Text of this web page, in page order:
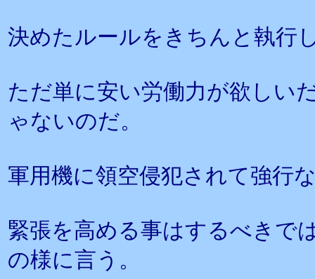
決めたルールをきちんと執行
ただ単に安い労働力が欲しい
ゃないのだ。
軍用機に領空侵犯されて強行
緊張を高める事はするべきで
の様に言う。